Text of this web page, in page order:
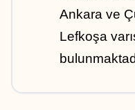
Ankara ve
Lefkoşa